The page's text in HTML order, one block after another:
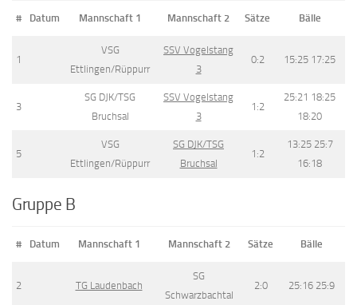
# Datum Mannschaft 1 Mannschaft 2 Sätze Bälle
1
VSG
Ettlingen/Rüppurr
SSV Vogelstang
3
0:2 15:25 17:25
3
SG DJK/TSG
Bruchsal
SSV Vogelstang
3
1:2
25:21 18:25
18:20
5
VSG
Ettlingen/Rüppurr
SG DJK/TSG
Bruchsal
1:2
13:25 25:7
16:18
Gruppe B
# Datum Mannschaft 1 Mannschaft 2 Sätze Bälle
2 TG Laudenbach
SG
Schwarzbachtal
2:0 25:16 25:9